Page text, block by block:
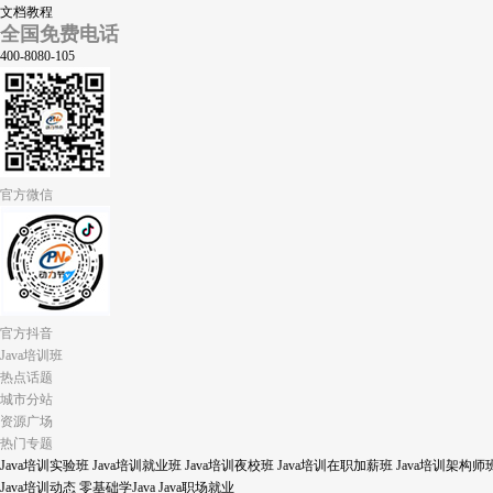
文档教程
全国免费电话
400-8080-105
官方微信
官方抖音
Java培训班
热点话题
城市分站
资源广场
热门专题
Java培训实验班 Java培训就业班 Java培训夜校班 Java培训在职加薪班 Java培训架构师
Java培训动态 零基础学Java Java职场就业